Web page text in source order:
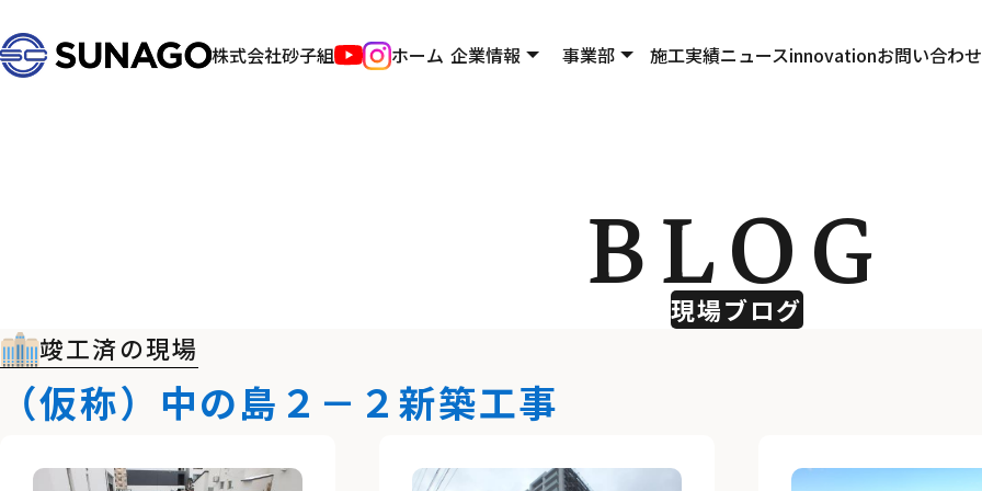
株式会社砂子組 ホーム 企業情報 事業部 施工実績ニュースinnovationお問い合わせ
現場ブログ
BLOG
竣工済の現場
（仮称）中の島２－２新築工事